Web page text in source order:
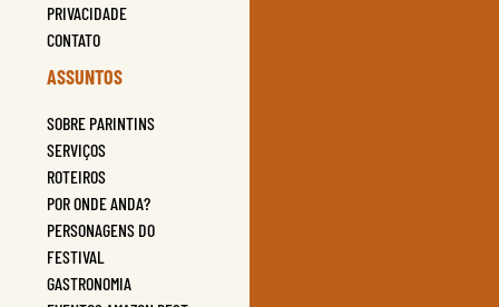
PRIVACIDADE
CONTATO
ASSUNTOS
SOBRE PARINTINS
SERVIÇOS
ROTEIROS
POR ONDE ANDA?
PERSONAGENS DO
FESTIVAL
GASTRONOMIA